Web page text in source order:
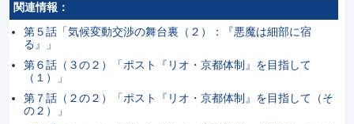
関連情報：
第５話「気候変動交渉の舞台裏（２）：『悪魔は細部に宿
る』」
第６話（３の２）「ポスト『リオ・京都体制』を目指して
（１）」
第７話（２の２）「ポスト『リオ・京都体制』を目指して（そ
の２）」